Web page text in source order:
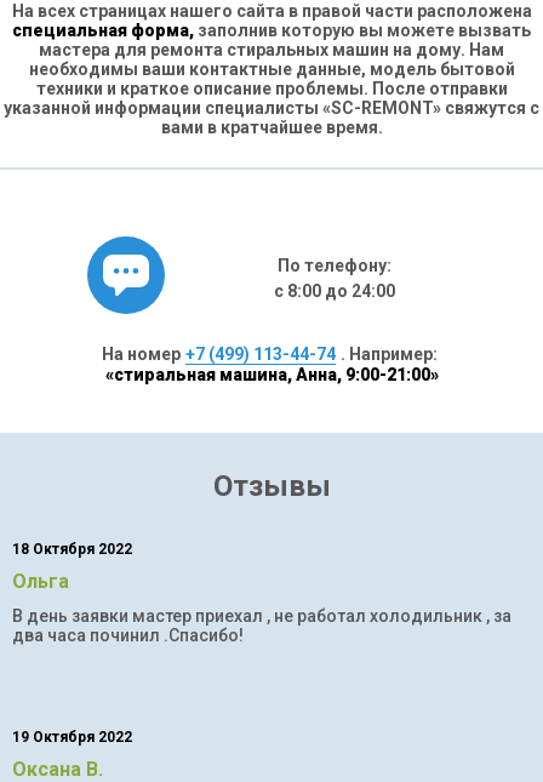
На всех страницах нашего сайта в правой части расположена
специальная форма, заполнив которую вы можете вызвать
мастера для ремонта стиральных машин на дому. Нам
необходимы ваши контактные данные, модель бытовой
техники и краткое описание проблемы. После отправки
указанной информации специалисты «SC-REMONT» свяжутся с
вами в кратчайшее время.
По телефону:
с 8:00 до 24:00
На номер +7 (499) 113-44-74 . Например:
«стиральная машина, Анна, 9:00-21:00»
Отзывы
18 Октября 2022
Ольга
В день заявки мастер приехал , не работал холодильник , за
два часа починил .Спасибо!
19 Октября 2022
Оксана В.